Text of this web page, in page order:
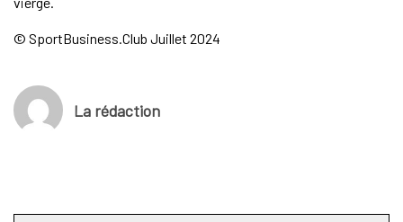
© SportBusiness.Club Juillet 2024
La rédaction